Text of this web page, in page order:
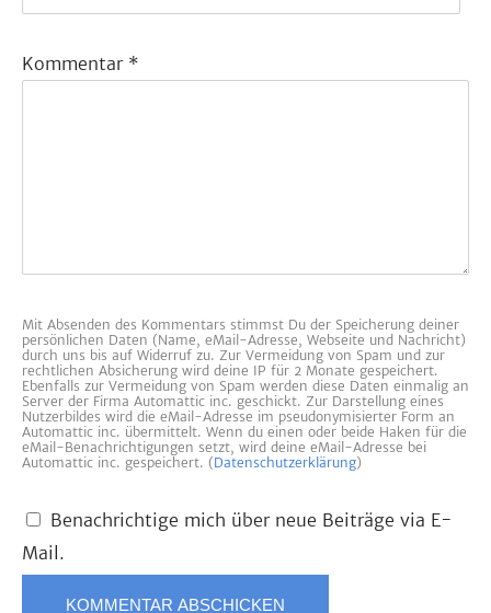
Kommentar *
Mit Absenden des Kommentars stimmst Du der Speicherung deiner
persönlichen Daten (Name, eMail-Adresse, Webseite und Nachricht)
durch uns bis auf Widerruf zu. Zur Vermeidung von Spam und zur
rechtlichen Absicherung wird deine IP für 2 Monate gespeichert.
Ebenfalls zur Vermeidung von Spam werden diese Daten einmalig an
Server der Firma Automattic inc. geschickt. Zur Darstellung eines
Nutzerbildes wird die eMail-Adresse im pseudonymisierter Form an
Automattic inc. übermittelt. Wenn du einen oder beide Haken für die
eMail-Benachrichtigungen setzt, wird deine eMail-Adresse bei
Automattic inc. gespeichert. (Datenschutzerklärung)
Benachrichtige mich über neue Beiträge via E-
Mail.